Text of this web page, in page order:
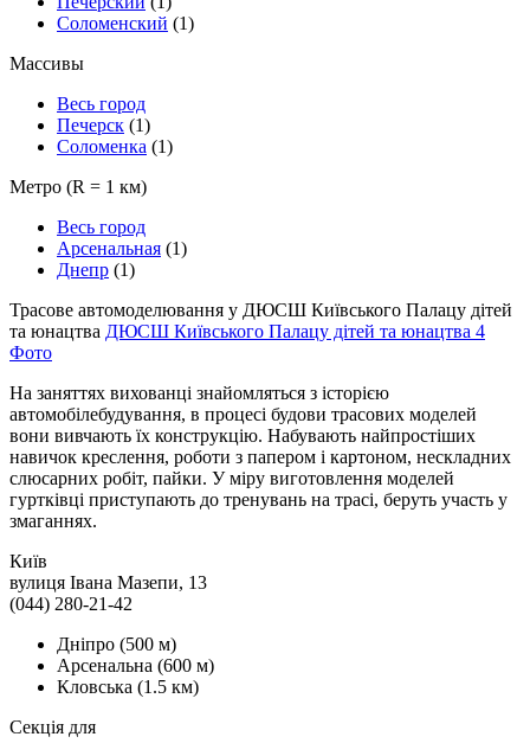
Соломенский (1)
Массивы
Весь город
Печерск (1)
Соломенка (1)
Метро (R = 1 км)
Весь город
Арсенальная (1)
Днепр (1)
Трасове автомоделювання у ДЮСШ Київського Палацу дітей
та юнацтва ДЮСШ Київського Палацу дітей та юнацтва 4
Фото
На заняттях вихованці знайомляться з історією
автомобілебудування, в процесі будови трасових моделей
вони вивчають їх конструкцію. Набувають найпростіших
навичок креслення, роботи з папером і картоном, нескладних
слюсарних робіт, пайки. У міру виготовлення моделей
гуртківці приступають до тренувань на трасі, беруть участь у
змаганнях.
Київ
вулиця Івана Мазепи, 13
(044) 280-21-42
Дніпро (500 м)
Арсенальна (600 м)
Кловська (1.5 км)
Секція для